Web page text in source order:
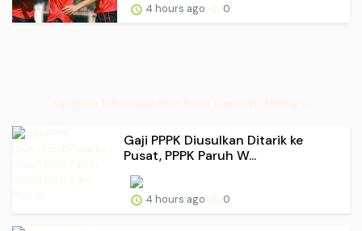
4 hours ago 0
Gaji PPPK Diusulkan Ditarik ke
Pusat, PPPK Paruh W...
4 hours ago 0